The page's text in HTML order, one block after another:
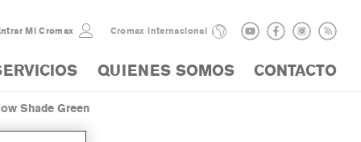
Mi Cromax Cromax internacional
QUIENES SOMOS CONTACTO
Shade Green